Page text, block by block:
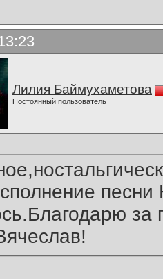
Лилия Баймухаметова
Постоянный пользователь
за